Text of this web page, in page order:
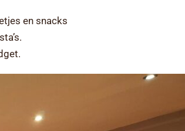
en snacks